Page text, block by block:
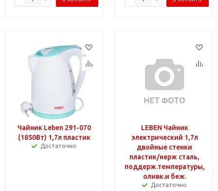
Чайник Leben 291-070
(1850Вт) 1,7л пластик
Достаточно
LEBEN Чайник
электрический 1,7л
двойные стенки
пластик/нерж сталь,
поддерж.температуры,
оливк.и беж.
Достаточно